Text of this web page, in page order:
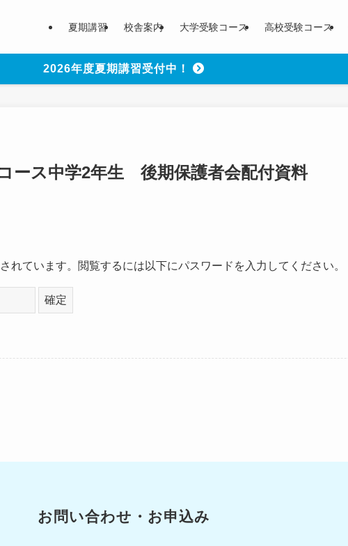
夏期講習 校舎案内 大学受験コース 高校受験コース
2026年度夏期講習受付中！
ース中学2年生 後期保護者会配付資料
れています。閲覧するには以下にパスワードを入力してください。
お問い合わせ・お申込み